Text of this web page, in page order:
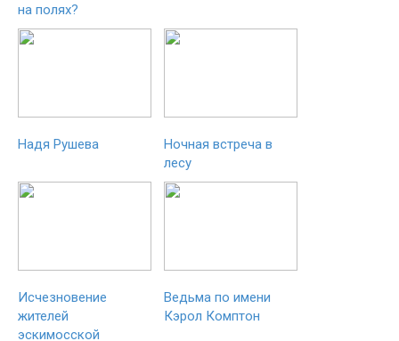
на полях?
Надя Рушева
Ночная встреча в
лесу
Исчезновение
жителей
эскимосской
Ведьма по имени
Кэрол Комптон